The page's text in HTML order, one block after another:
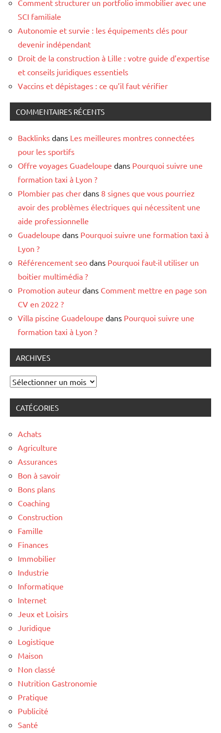
Comment structurer un portfolio immobilier avec une
SCI familiale
Autonomie et survie : les équipements clés pour
devenir indépendant
Droit de la construction à Lille : votre guide d’expertise
et conseils juridiques essentiels
Vaccins et dépistages : ce qu’il faut vérifier
COMMENTAIRES RÉCENTS
Backlinks dans Les meilleures montres connectées
pour les sportifs
Offre voyages Guadeloupe dans Pourquoi suivre une
formation taxi à Lyon ?
Plombier pas cher dans 8 signes que vous pourriez
avoir des problèmes électriques qui nécessitent une
aide professionnelle
Guadeloupe dans Pourquoi suivre une formation taxi à
Lyon ?
Référencement seo dans Pourquoi faut-il utiliser un
boitier multimédia ?
Promotion auteur dans Comment mettre en page son
CV en 2022 ?
Villa piscine Guadeloupe dans Pourquoi suivre une
formation taxi à Lyon ?
ARCHIVES
Archives
CATÉGORIES
Achats
Agriculture
Assurances
Bon à savoir
Bons plans
Coaching
Construction
Famille
Finances
Immobilier
Industrie
Informatique
Internet
Jeux et Loisirs
Juridique
Logistique
Maison
Non classé
Nutrition Gastronomie
Pratique
Publicité
Santé